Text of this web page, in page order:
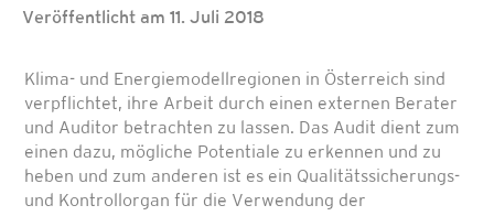
Veröffentlicht am 11. Juli 2018
Klima- und Energiemodellregionen in Österreich sind
verpflichtet, ihre Arbeit durch einen externen Berater
und Auditor betrachten zu lassen. Das Audit dient zum
einen dazu, mögliche Potentiale zu erkennen und zu
heben und zum anderen ist es ein Qualitätssicherungs-
und Kontrollorgan für die Verwendung der